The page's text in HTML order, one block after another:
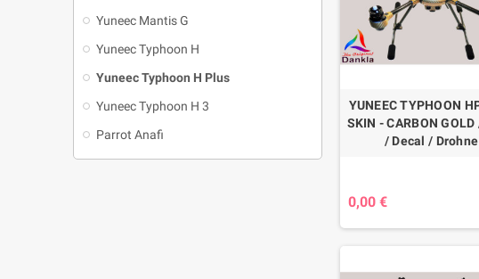
Yuneec Mantis G
Yuneec Typhoon H
Yuneec Typhoon H Plus
Yuneec Typhoon H 3
Parrot Anafi
YUNEEC TYPHOON
SKIN - CARBON
/ Decal / Drohne
0,00 €